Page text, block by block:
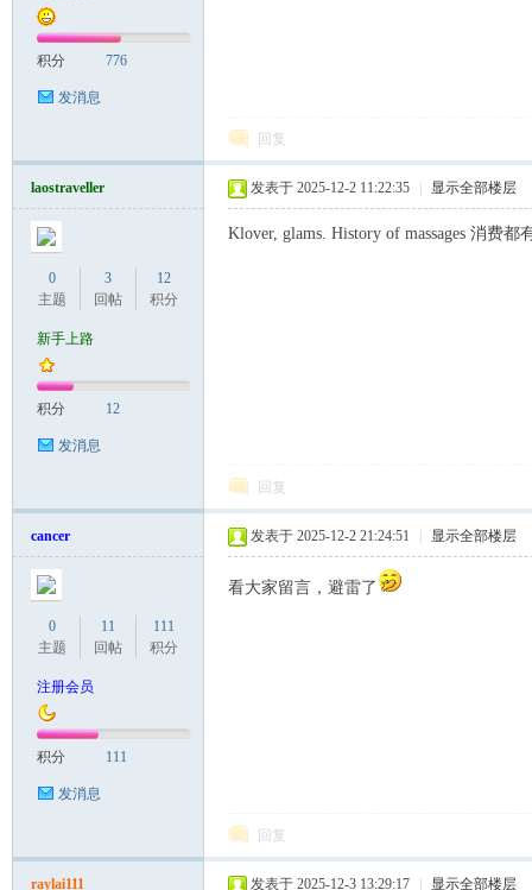
积分 776
发消息
回复
laostraveller
0
主题
3
回帖
12
积分
新手上路
积分 12
发消息
发表于 2025-12-2 11:22:35 显示全部楼层
Klover, glams. History of massages 消费
回复
cancer
0
主题
11
回帖
111
积分
注册会员
积分 111
发消息
发表于 2025-12-2 21:24:51 显示全部楼层
看大家留言，避雷了
回复
raylai111 发表于 2025-12-3 13:29:17 显示全部楼层